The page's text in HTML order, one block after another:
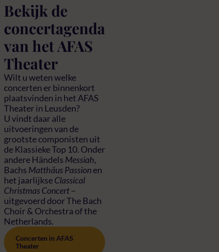
Bekijk de
concertagenda
van het AFAS
Theater
Wilt u weten welke
concerten er binnenkort
plaatsvinden in het AFAS
Theater in Leusden?
U vindt daar alle
uitvoeringen van de
grootste componisten uit
de Klassieke Top 10. Onder
andere Händels Messiah,
Bachs Matthäus Passionen
het jaarlijkseClassical
Christmas Concert–
uitgevoerd door The Bach
Choir & Orchestra of the
Netherlands.
Concerten in AFAS
Theater